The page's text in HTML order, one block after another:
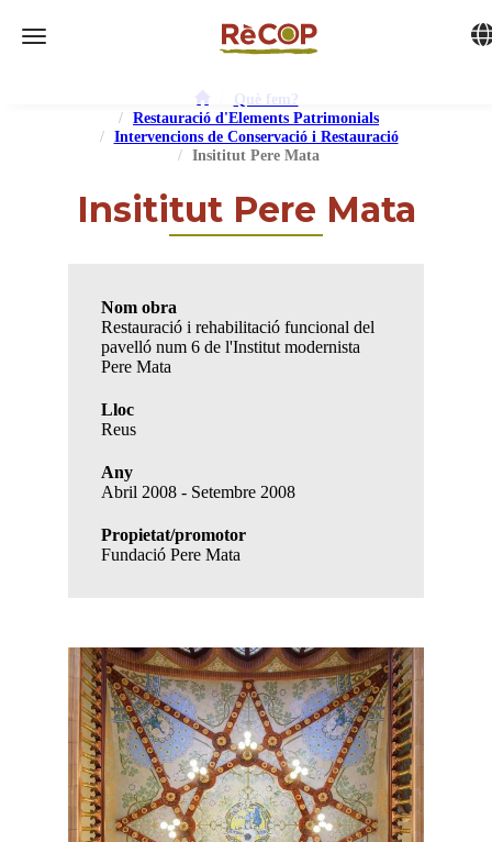
Toggle navigation
Què fem?
Restauració d'Elements Patrimonials
Intervencions de Conservació i Restauració
Insititut Pere Mata
Insititut Pere Mata
Nom obra
Restauració i rehabilitació funcional del
pavelló num 6 de l'Institut modernista
Pere Mata
Lloc
Reus
Any
Abril 2008 - Setembre 2008
Propietat/promotor
Fundació Pere Mata